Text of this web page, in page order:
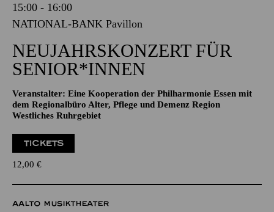
Mittwoch
06.01.2027
15:00 - 16:00
NATIONAL-BANK Pavillon
NEUJAHRSKONZERT FÜR
SENIOR*INNEN
dem Regionalbüro Alter, Pflege und Demenz Region
Westliches Ruhrgebiet
12,00€